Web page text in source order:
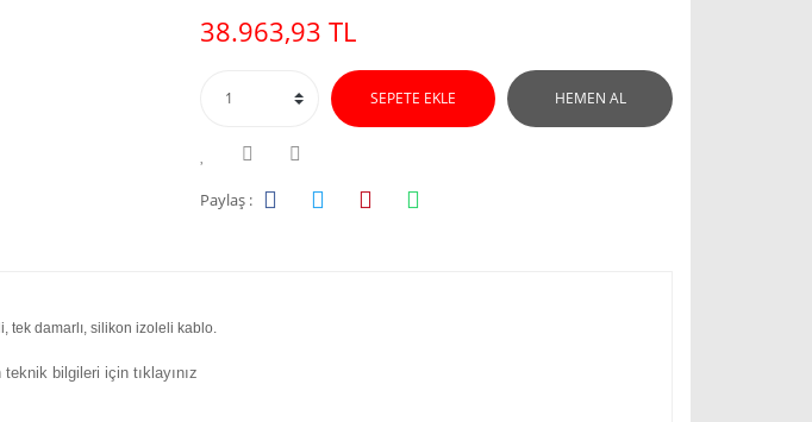
38.963,93 TL
SEPETE EKLE HEMEN AL
Paylaş :
tek damarlı, silikon izoleli kablo.
teknik bilgileri için tıklayınız